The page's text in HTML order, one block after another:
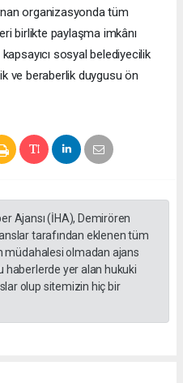
organizasyonda tüm
birlikte paylaşma imkânı
sosyal belediyecilik
ve beraberlik duygusu ön
Ajansı (İHA), Demirören
tarafından eklenen tüm
müdahalesi olmadan ajans
haberlerde yer alan hukuki
olup sitemizin hiç bir